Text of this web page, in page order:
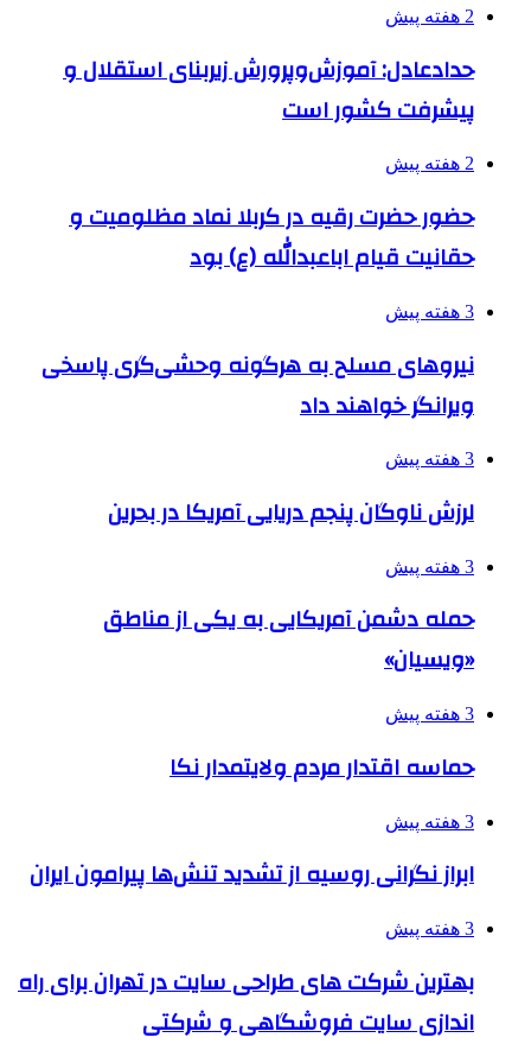
2 هفته پیش
حدادعادل: آموزش‌وپرورش زیربنای استقلال و
پیشرفت کشور است
2 هفته پیش
حضور حضرت رقیه در کربلا نماد مظلومیت و
حقانیت قیام اباعبدالله (ع) بود
3 هفته پیش
نیروهای مسلح به هرگونه وحشی‌گری پاسخی
ویرانگر خواهند داد
3 هفته پیش
لرزش ناوگان پنجم دریایی آمریکا در بحرین
3 هفته پیش
حمله دشمن آمریکایی به یکی از مناطق
«ویسیان»
3 هفته پیش
حماسه اقتدار مردم ولایتمدار نکا
3 هفته پیش
ابراز نگرانی روسیه از تشدید تنش‌ها پیرامون ایران
3 هفته پیش
بهترین شرکت های طراحی سایت در تهران برای راه
اندازی سایت فروشگاهی و شرکتی